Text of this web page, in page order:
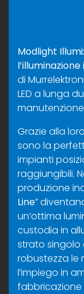
Modlight
di
LED a lunga
Grazie alla
sono la
impianti
raggiungibili.
produzione
Line”
un’ottima
custodia in
strato singolo
robustezza le
l’impiego in
fabbricazione